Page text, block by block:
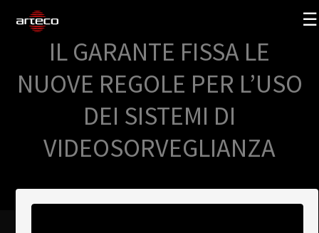
☰
SOLUTIONS
COMPANY
TRAINING
PARTNERS
SUPPORT
IL GARANTE FISSA LE
NUOVE REGOLE PER L’USO
DEI SISTEMI DI
VIDEOSORVEGLIANZA